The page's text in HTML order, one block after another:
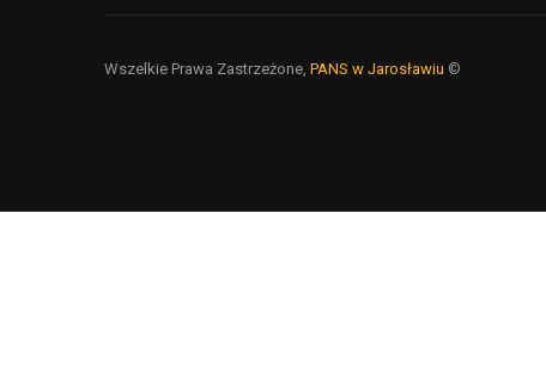
Wszelkie Prawa Zastrzeżone, PANS w Jarosławiu ©